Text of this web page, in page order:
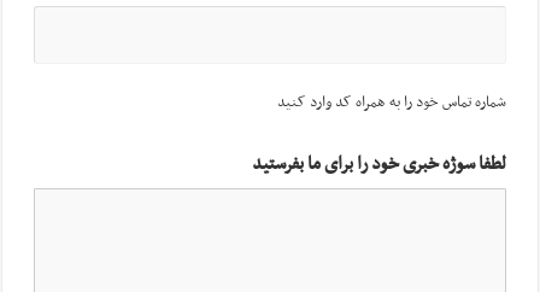
شماره تماس خود را به همراه کد وارد کنید
لطفا سوژه خبری خود را برای ما بفرستید